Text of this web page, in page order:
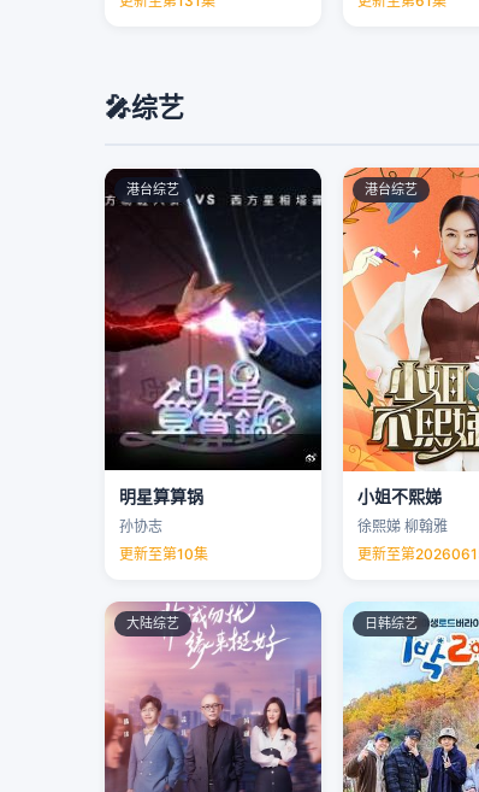
🎤综艺
港台综艺
明星算算锅
孙协志
更新至第10集
港台综艺
小姐不熙娣
徐熙娣 柳翰雅
更新至第
大陆综艺 日韩综艺